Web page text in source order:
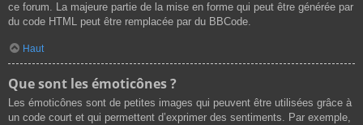
ce forum. La majeure partie de la mise en forme qui peut être générée par
du code HTML peut être remplacée par du BBCode.
Haut
Que sont les émoticônes ?
Les émoticônes sont de petites images qui peuvent être utilisées grâce à
un code court et qui permettent d’exprimer des sentiments. Par exemple,